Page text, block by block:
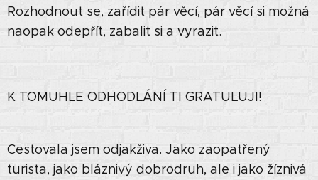
Rozhodnout se, zařídit pár věcí, pár věcí si možná
naopak odepřít, zabalit si a vyrazit.
K TOMUHLE ODHODLÁNÍ TI GRATULUJI!
Cestovala jsem odjakživa. Jako zaopatřený
turista, jako bláznivý dobrodruh, ale i jako žíznivá